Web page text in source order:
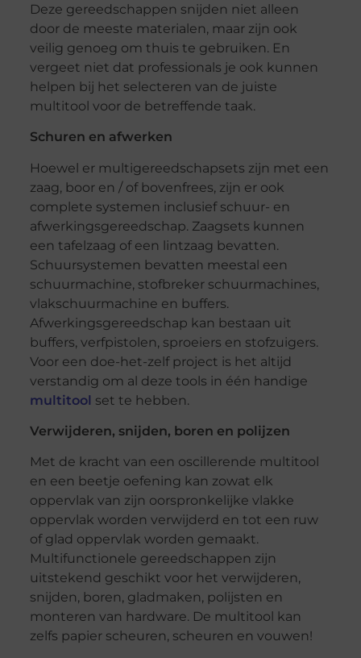
Deze gereedschappen snijden niet alleen
door de meeste materialen, maar zijn ook
veilig genoeg om thuis te gebruiken. En
vergeet niet dat professionals je ook kunnen
helpen bij het selecteren van de juiste
multitool voor de betreffende taak.
Schuren en afwerken
Hoewel er multigereedschapsets zijn met een
zaag, boor en / of bovenfrees, zijn er ook
complete systemen inclusief schuur- en
afwerkingsgereedschap. Zaagsets kunnen
een tafelzaag of een lintzaag bevatten.
Schuursystemen bevatten meestal een
schuurmachine, stofbreker schuurmachines,
vlakschuurmachine en buffers.
Afwerkingsgereedschap kan bestaan uit
buffers, verfpistolen, sproeiers en stofzuigers.
Voor een doe-het-zelf project is het altijd
verstandig om al deze tools in één handige
multitool set te hebben.
Verwijderen, snijden, boren en polijzen
Met de kracht van een oscillerende multitool
en een beetje oefening kan zowat elk
oppervlak van zijn oorspronkelijke vlakke
oppervlak worden verwijderd en tot een ruw
of glad oppervlak worden gemaakt.
Multifunctionele gereedschappen zijn
uitstekend geschikt voor het verwijderen,
snijden, boren, gladmaken, polijsten en
monteren van hardware. De multitool kan
zelfs papier scheuren, scheuren en vouwen!